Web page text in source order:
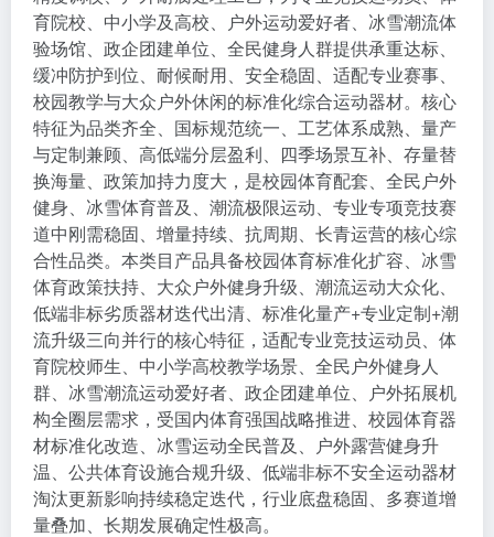
育院校、中小学及高校、户外运动爱好者、冰雪潮流体
验场馆、政企团建单位、全民健身人群提供承重达标、
缓冲防护到位、耐候耐用、安全稳固、适配专业赛事、
校园教学与大众户外休闲的标准化综合运动器材。核心
特征为品类齐全、国标规范统一、工艺体系成熟、量产
与定制兼顾、高低端分层盈利、四季场景互补、存量替
换海量、政策加持力度大，是校园体育配套、全民户外
健身、冰雪体育普及、潮流极限运动、专业专项竞技赛
道中刚需稳固、增量持续、抗周期、长青运营的核心综
合性品类。本类目产品具备校园体育标准化扩容、冰雪
体育政策扶持、大众户外健身升级、潮流运动大众化、
低端非标劣质器材迭代出清、标准化量产+专业定制+潮
流升级三向并行的核心特征，适配专业竞技运动员、体
育院校师生、中小学高校教学场景、全民户外健身人
群、冰雪潮流运动爱好者、政企团建单位、户外拓展机
构全圈层需求，受国内体育强国战略推进、校园体育器
材标准化改造、冰雪运动全民普及、户外露营健身升
温、公共体育设施合规升级、低端非标不安全运动器材
淘汰更新影响持续稳定迭代，行业底盘稳固、多赛道增
量叠加、长期发展确定性极高。